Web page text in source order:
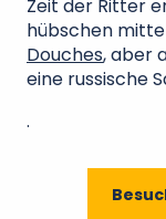
Zeit der Ritter
hübschen
Douches, aber
eine russische
.